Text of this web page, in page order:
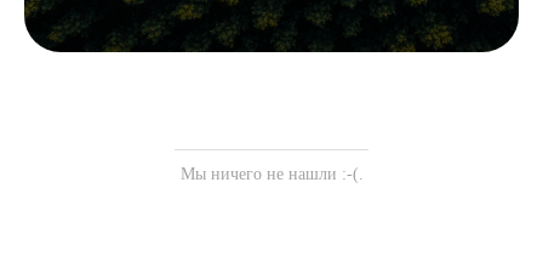
Мы ничего не нашли :-(.